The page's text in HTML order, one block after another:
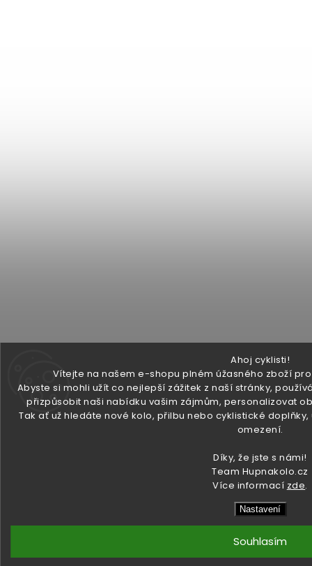
Ahoj cyklisti!
Vítejte na našem e-shopu plném úžasného zboží
Abyste si mohli užít co nejlepší zážitek z naší stránky,
přizpůsobit naši nabídku vašim zájmům, personalizovat
Tak ať už hledáte nové kolo, přilbu nebo cyklistické
omezení.
Díky, že jste s námi!
Team Hupnakolo.cz
Více informací zde.
Nastavení
Souhlasím